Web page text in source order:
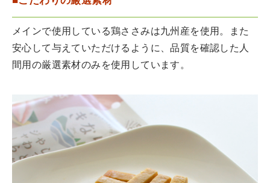
メインで使用している鶏ささみは九州産を使用。また
安心して与えていただけるように、品質を確認した人
間用の厳選素材のみを使用しています。